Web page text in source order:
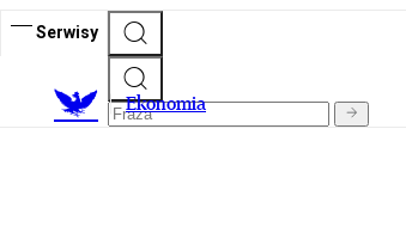
Serwisy
Ekonomia